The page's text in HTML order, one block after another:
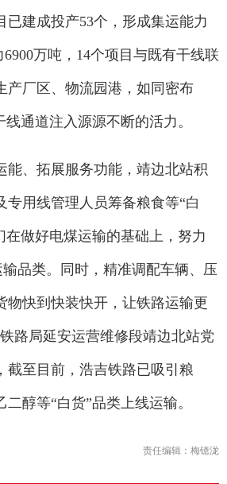
已建成投产53个，形成集运能力
万吨，14个项目与既有干线联
产厂区、物流园港，如同密布
通道注入源源不断的活力。
、拓展服务功能，靖边北站积
专用线管理人员筹备粮食等“白
在做好电煤运输的基础上，努力
输品类。同时，精准调配车辆、压
物快到快装快开，让铁路运输更
路局延安运营维修段靖边北站党
截至目前，浩吉铁路已吸引粮
醇等“白货”品类上线运输。
责任编辑：梅镱泷